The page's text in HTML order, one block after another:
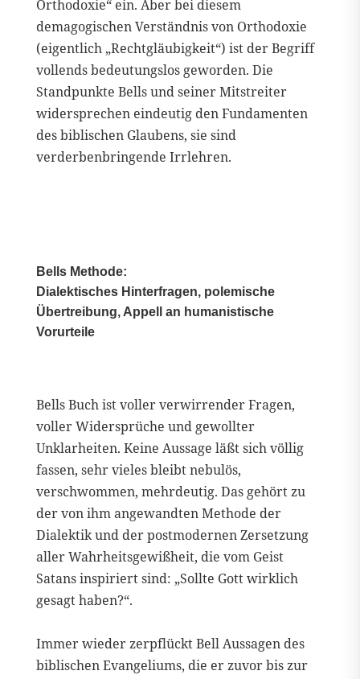
Orthodoxie“ ein. Aber bei diesem
demagogischen Verständnis von Orthodoxie
(eigentlich „Rechtgläubigkeit“) ist der Begriff
vollends bedeutungslos geworden. Die
Standpunkte Bells und seiner Mitstreiter
widersprechen eindeutig den Fundamenten
des biblischen Glaubens, sie sind
verderbenbringende Irrlehren.
Bells Methode:
Dialektisches Hinterfragen, polemische
Übertreibung, Appell an humanistische
Vorurteile
Bells Buch ist voller verwirrender Fragen,
voller Widersprüche und gewollter
Unklarheiten. Keine Aussage läßt sich völlig
fassen, sehr vieles bleibt nebulös,
verschwommen, mehrdeutig. Das gehört zu
der von ihm angewandten Methode der
Dialektik und der postmodernen Zersetzung
aller Wahrheitsgewißheit, die vom Geist
Satans inspiriert sind: „Sollte Gott wirklich
gesagt haben?“.
Immer wieder zerpflückt Bell Aussagen des
biblischen Evangeliums, die er zuvor bis zur